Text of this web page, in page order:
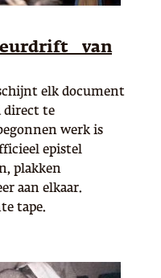
van
elk document
direct te
werk is
epistel
plakken
aan elkaar.
tape.